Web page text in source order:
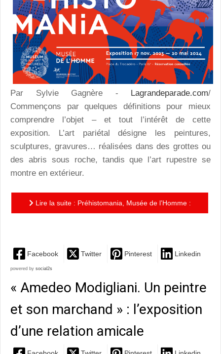
Par Sylvie Gagnère - Lagrandeparade.com/
Commençons par quelques définitions pour mieux
comprendre l’objet – et tout l’intérêt de cette
exposition. L’art pariétal désigne les peintures,
sculptures, gravures… réalisées dans des grottes ou
des abris sous roche, tandis que l’art rupestre se
montre en extérieur.
Lire la suite : Préhistomania, Musée de l’Homme :
Facebook Twitter Pinterest Linkedin
powered by social2s
« Amedeo Modigliani. Un peintre
et son marchand » : l’exposition
d’une relation amicale